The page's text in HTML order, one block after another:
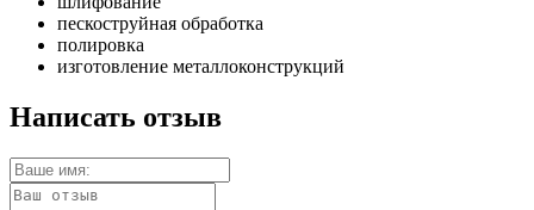
пескоструйная обработка
полировка
изготовление металлоконструкций
Написать отзыв